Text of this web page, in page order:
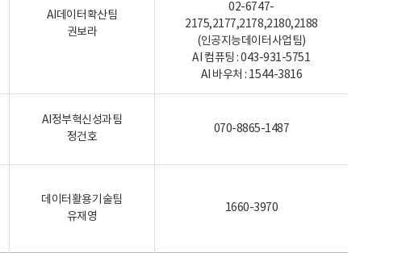
AI데이터확산팀
권보라
02-6747-
2175,2177,2178,2180,2188
(인공지능데이터사업팀)
AI 컴퓨팅 : 043-931-5751
AI 바우처 : 1544-3816
AI정부혁신성과팀
정건호
070-8865-1487
데이터활용기술팀
유재영
1660-3970